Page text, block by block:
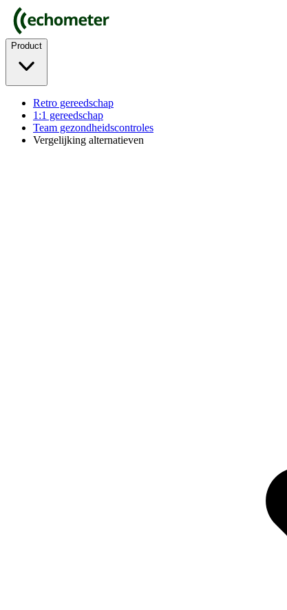
Product
Retro gereedschap
1:1 gereedschap
Team gezondheidscontroles
Vergelijking alternatieven